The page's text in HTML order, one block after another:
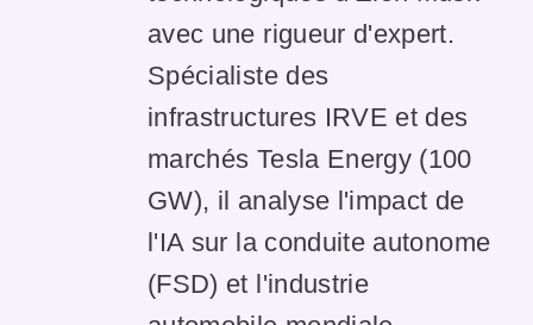
avec une rigueur d'expert.
Spécialiste des
infrastructures IRVE et des
marchés Tesla Energy (100
GW), il analyse l'impact de
l'IA sur la conduite autonome
(FSD) et l'industrie